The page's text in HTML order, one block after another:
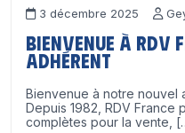
3 décembre 2025
Bienvenue à
adhérent
Bienvenue à notre nouvel
Depuis 1982, RDV France
complètes pour la vente,